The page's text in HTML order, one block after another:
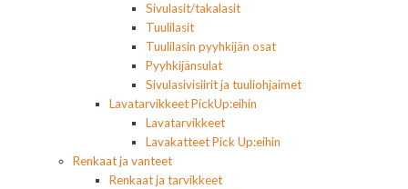
Sivulasit/takalasit
Tuulilasit
Tuulilasin pyyhkijän osat
Pyyhkijänsulat
Sivulasivisiirit ja tuuliohjaimet
Lavatarvikkeet PickUp:eihin
Lavatarvikkeet
Lavakatteet Pick Up:eihin
Renkaat ja vanteet
Renkaat ja tarvikkeet